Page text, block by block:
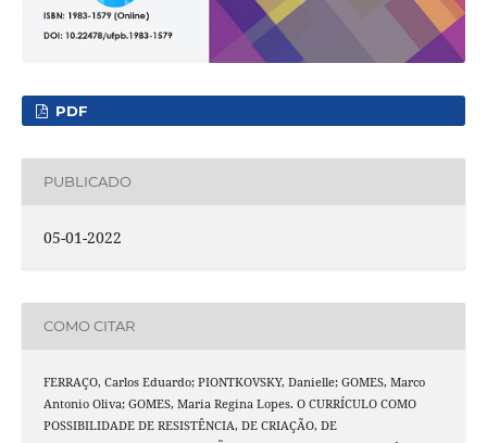
PDF
PUBLICADO
05-01-2022
COMO CITAR
FERRAÇO, Carlos Eduardo; PIONTKOVSKY, Danielle; GOMES, Marco
Antonio Oliva; GOMES, Maria Regina Lopes. O CURRÍCULO COMO
POSSIBILIDADE DE RESISTÊNCIA, DE CRIAÇÃO, DE